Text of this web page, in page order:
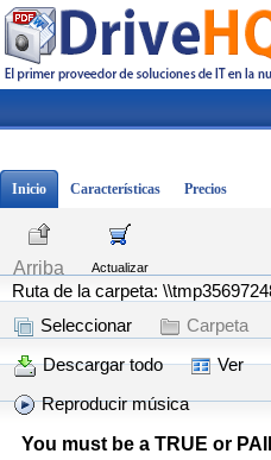
Inicio Características Precios
Arriba Actualizar
Ruta de la carpeta:
Seleccionar
Carpeta
Descargar todo
Ver
Reproducir música
You must be a TRUE or